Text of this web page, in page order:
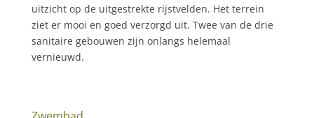
uitzicht op de uitgestrekte rijstvelden. Het terrein
ziet er mooi en goed verzorgd uit. Twee van de drie
sanitaire gebouwen zijn onlangs helemaal
vernieuwd.